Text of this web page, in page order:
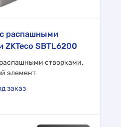
распашными
ZKTeco SBTL6200
створками,
элемент
заказ